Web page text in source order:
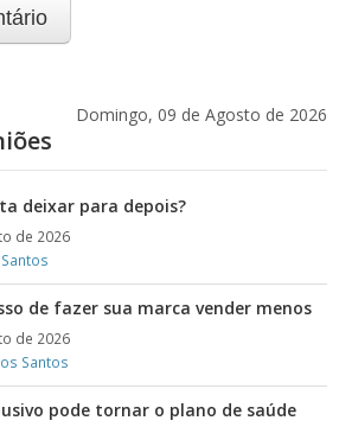
Domingo, 09 de Agosto de 2026
deixar para depois?
de 2026
de fazer sua marca vender menos
de 2026
Santos
pode tornar o plano de saúde